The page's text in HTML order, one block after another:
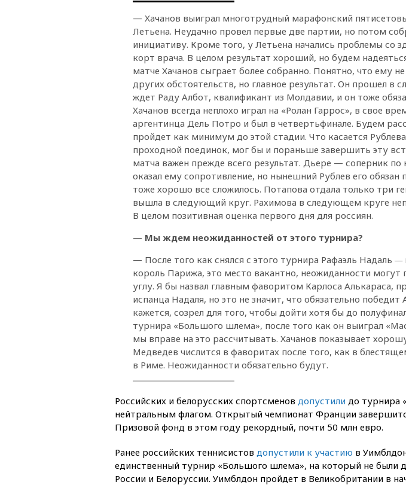
— Хачанов выиграл многотрудный марафонский
Летьена. Неудачно провел первые две партии, но потом
инициативу. Кроме того, у Летьена начались проблемы со
корт врача. В целом результат хороший, но будем
матче Хачанов сыграет более собранно. Понятно, что ему
других обстоятельств, но главное результат. Он прошел в
ждет Раду Албот, квалификант из Молдавии, и он тоже
Хачанов всегда неплохо играл на «Ролан Гаррос», в свое
аргентинца Дель Потро и был в четвертьфинале. Будем
пройдет как минимум до этой стадии. Что касается
проходной поединок, мог бы и пораньше завершить эту
матча важен прежде всего результат. Дьере — соперник по
оказал ему сопротивление, но нынешний Рублев его
тоже хорошо все сложилось. Потапова отдала только три
вышла в следующий круг. Рахимова в следующем круге
В целом позитивная оценка первого дня для россиян.
— Мы ждем неожиданностей от этого турнира?
— После того как снялся с этого турнира Рафаэль Надаль —
король Парижа, это место вакантно, неожиданности могут
углу. Я бы назвал главным фаворитом Карлоса Алькараса,
испанца Надаля, но это не значит, что обязательно победит
кажется, созрел для того, чтобы дойти хотя бы до
турнира «Большого шлема», после того как он выиграл
мы вправе на это рассчитывать. Хачанов показывает
Медведев числится в фаворитах после того, как в
в Риме. Неожиданности обязательно будут.
Российских и белорусских спортсменов допустили до турнира
нейтральным флагом. Открытый чемпионат Франции
Призовой фонд в этом году рекордный, почти 50 млн евро.
Ранее российских теннисистов допустили к участию в
единственный турнир «Большого шлема», на который не были
России и Белоруссии. Уимблдон пройдет в Великобритании в